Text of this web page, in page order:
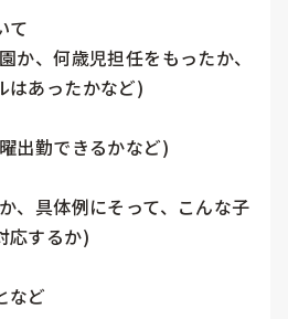
て
か、何歳児担任をもったか、
はあったかなど)
出勤できるかなど)
、具体例にそって、こんな子
応するか)
など